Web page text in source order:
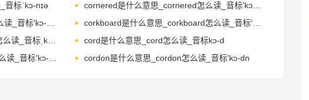
标ˈkɔ-nɪə
cornered是什么意思_cornered怎么读_音标'kɔ-nəd
coriander是什么意思_coriander怎么读_音标ˌkɒrɪˈændə(r)
cord是什么意思_cord怎么读_音标kɔ-d
cordon是什么意思_cordon怎么读_音标'kɔ-dn